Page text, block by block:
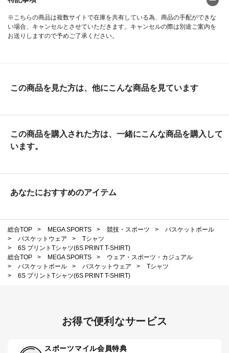
※こちらの商品は複数サイトで在庫を共有している為、商品の手配ができな
い場合、キャンセルとさせていただきます。キャンセルの際は別途ご案内を
お送りしますので予めご了承ください。
この商品を見た方は、他にこんな商品を見ています
この商品を購入された方は、一緒にこんな商品を購入して
います。
あなたにおすすめのアイテム
総合TOP > MEGA SPORTS > 競技・スポーツ >
バスケットボール
>
バスケットウェア >
Tシャツ
>
6S プリントTシャツ(6S PRINT T-SHIRT)
総合TOP
> MEGA SPORTS >
ウェア・スポーツ・カジュアル
>
バスケットボール > バスケットウェア >
Tシャツ
>
6S プリントTシャツ(6S PRINT T-SHIRT)
お得で便利なサービス
スポーツマイル会員特典